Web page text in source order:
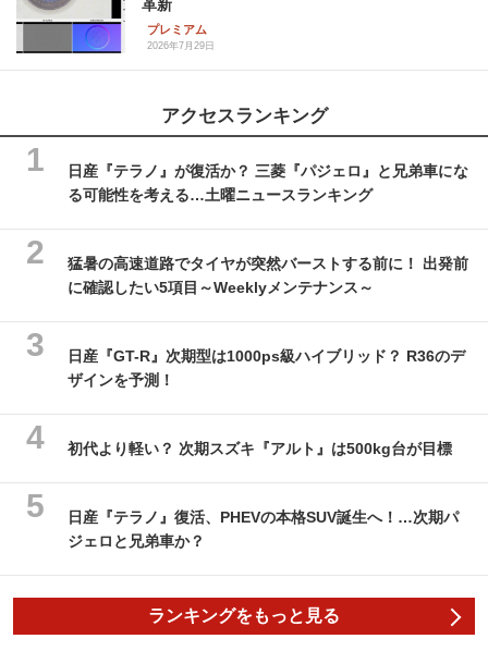
革新
プレミアム
2026年7月29日
アクセスランキング
日産『テラノ』が復活か？ 三菱『パジェロ』と兄弟車にな
る可能性を考える…土曜ニュースランキング
猛暑の高速道路でタイヤが突然バーストする前に！ 出発前
に確認したい5項目～Weeklyメンテナンス～
日産『GT-R』次期型は1000ps級ハイブリッド？ R36のデ
ザインを予測！
初代より軽い？ 次期スズキ『アルト』は500kg台が目標
日産『テラノ』復活、PHEVの本格SUV誕生へ！…次期パ
ジェロと兄弟車か？
ランキングをもっと見る